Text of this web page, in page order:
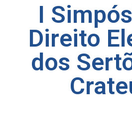
I
Direito
dos